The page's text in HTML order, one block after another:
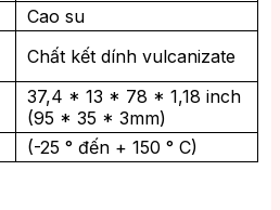
Cao su
Chất kết dính vulcanizate
37,4 * 13 * 78 * 1,18 inch
(95 * 35 * 3mm)
(-25 ° đến + 150 ° C)